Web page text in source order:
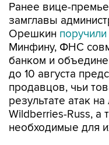
Ранее вице-
замглавы
Орешкин поручили
Минфину, ФНС
банком и
до 10 августа
продавцов, чьи
результате атак
Wildberries-Russ, а
необходимые для